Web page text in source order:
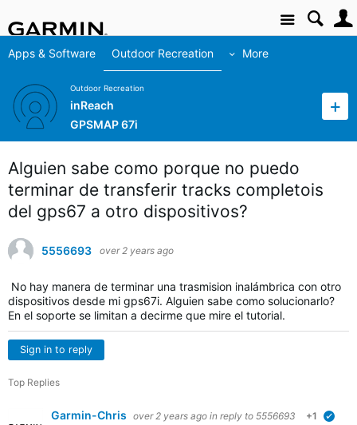
Site
Apps & Software Outdoor Recreation More
Outdoor Recreation
inReach
GPSMAP 67i
Alguien sabe como porque no puedo
terminar de transferir tracks completois
del gps67 a otro dispositivos?
5556693 over 2 years ago
No hay manera de terminar una trasmision inalámbrica con otro
dispositivos desde mi gps67i. Alguien sabe como solucionarlo?
En el soporte se limitan a decirme que mire el tutorial.
Sign in to reply
Top Replies
Garmin-Chris over 2 years ago in reply to 5556693 +1